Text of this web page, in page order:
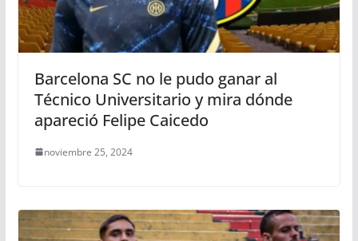
Barcelona SC no le pudo ganar al
Técnico Universitario y mira dónde
apareció Felipe Caicedo
noviembre 25, 2024